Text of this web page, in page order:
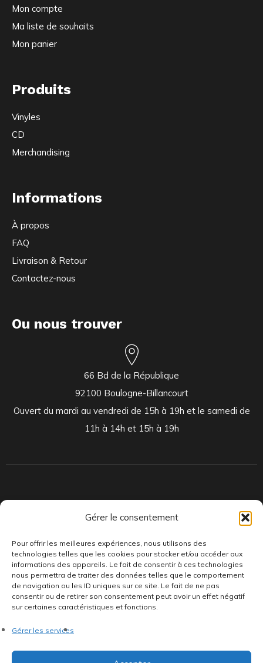
Gérer le consentement
Pour offrir les meilleures expériences, nous utilisons des
technologies telles que les cookies pour stocker et/ou accéder aux
informations des appareils. Le fait de consentir à ces technologies
nous permettra de traiter des données telles que le comportement
de navigation ou les ID uniques sur ce site. Le fait de ne pas
consentir ou de retirer son consentement peut avoir un effet négatif
sur certaines caractéristiques et fonctions.
Gérer les services
Mon compte
Ma liste de souhaits
Mon panier
Produits
Vinyles
CD
Merchandising
Informations
À propos
FAQ
Livraison & Retour
Contactez-nous
Ou nous trouver
66 Bd de la République
92100 Boulogne-Billancourt
Ouvert du mardi au vendredi de 15h à 19h et le samedi de
11h à 14h et 15h à 19h
toujours des pépites musicales, dont des vinyles rares et exclusifs.
confidentialité
Politique de cookies•Termes & Condition•Mentions légales